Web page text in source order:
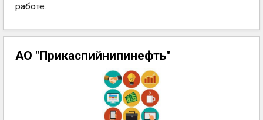
работе.
АО "Прикаспийнипинефть"